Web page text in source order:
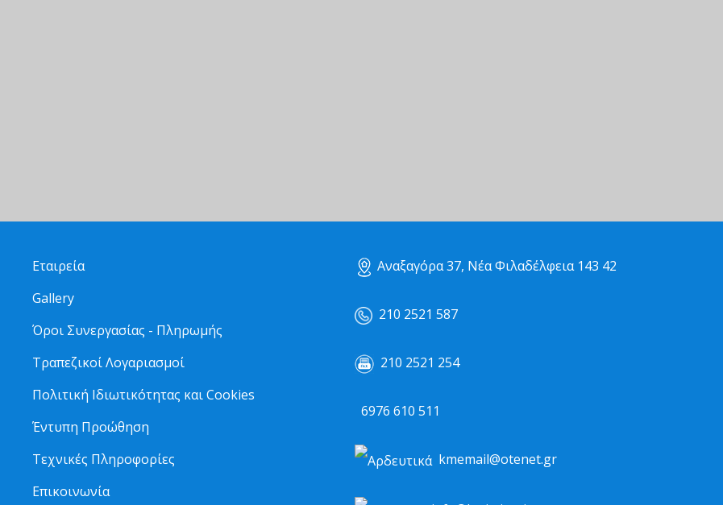
Εταιρεία
Gallery
Όροι Συνεργασίας - Πληρωμής
Τραπεζικοί Λογαριασμοί
Πολιτική Ιδιωτικότητας και Cookies
Έντυπη Προώθηση
Τεχνικές Πληροφορίες
Επικοινωνία
Αναξαγόρα 37, Νέα Φιλαδέλφεια 143 42
210 2521 587
210 2521 254
6976 610 511
kmemail@otenet.gr